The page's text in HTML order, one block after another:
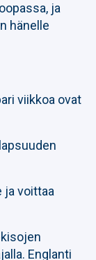
ja
hänelle
viikkoa ovat
ja voittaa
Englanti